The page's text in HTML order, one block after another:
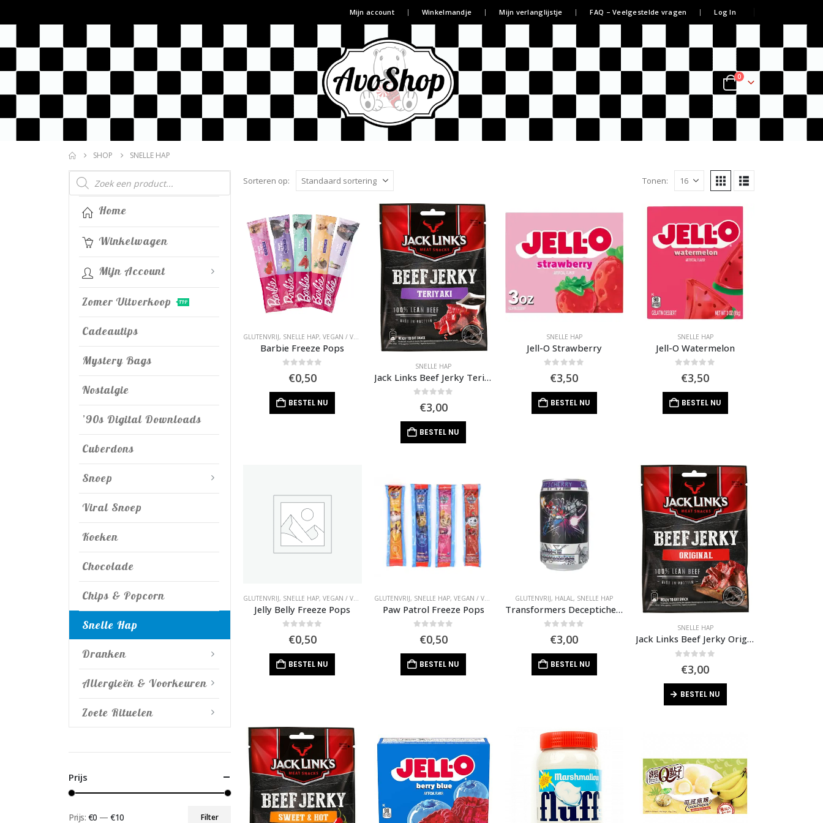
Mijn account Winkelmandje Mijn verlanglijstje FAQ – Veelgestelde vragen Log In
0
SHOP SNELLE HAP
Sorteren op: Tonen:
GLUTENVRIJ, SNELLE HAP, VEGAN / VEGGIE
Barbie Freeze Pops
€0,50
BESTEL NU
SNELLE HAP
Jack Links Beef Jerky Teriyaki
€3,00
BESTEL NU
SNELLE HAP
Jell-O Strawberry
€3,50
BESTEL NU
SNELLE HAP
Jell-O Watermelon
€3,50
BESTEL NU
GLUTENVRIJ, SNELLE HAP, VEGAN / VEGGIE
Jelly Belly Freeze Pops
€0,50
BESTEL NU
GLUTENVRIJ, SNELLE HAP, VEGAN / VEGGIE
Paw Patrol Freeze Pops
€0,50
BESTEL NU
GLUTENVRIJ, HALAL, SNELLE HAP
Transformers Decepticherry – Cherry Vanilla
€3,00
BESTEL NU
SNELLE HAP
Jack Links Beef Jerky Original
€3,00
BESTEL NU
Producten
zoeken
Home
Winkelwagen
Mijn Account
Zomer Uitverkoop TIP
Cadeautips
Mystery Bags
Nostalgie
’90s Digital Downloads
Cuberdons
Snoep
Viral Snoep
Koeken
Chocolade
Chips & Popcorn
Snelle Hap
Dranken
Allergieën & Voorkeuren
Zoete Rituelen
Prijs
Filter
Prijs: €0 —€10